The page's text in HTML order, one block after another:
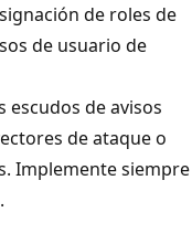
de roles de
de usuario de
escudos de avisos
de ataque o
Implemente siempre